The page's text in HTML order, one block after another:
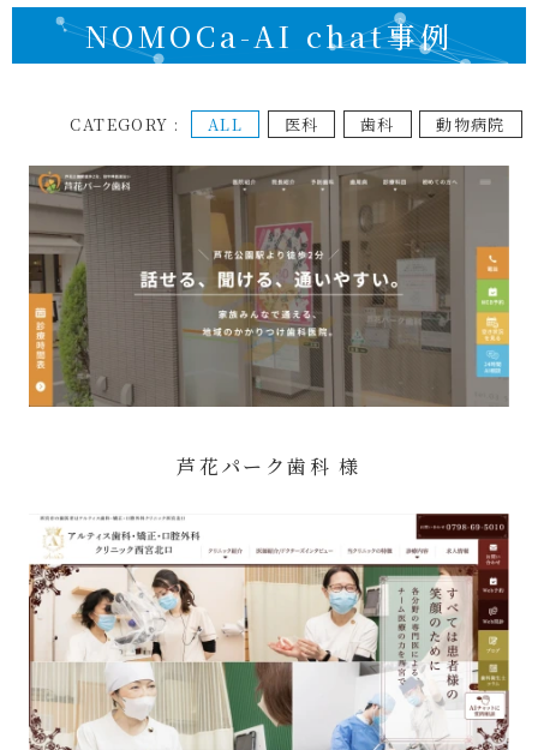
NOMOCa-AI chat事例
CATEGORY : ALL 医科 歯科 動物病院
芦花パーク歯科 様